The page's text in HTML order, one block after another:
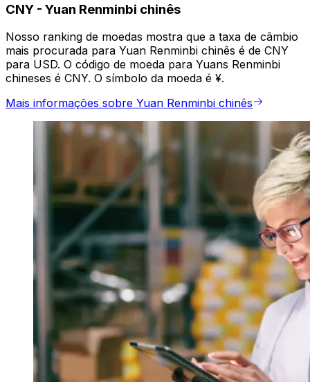
CNY - Yuan Renminbi chinês
Nosso ranking de moedas mostra que a taxa de câmbio
mais procurada para Yuan Renminbi chinês é de CNY
para USD. O código de moeda para Yuans Renminbi
chineses é CNY. O símbolo da moeda é ¥.
Mais informações sobre Yuan Renminbi chinês